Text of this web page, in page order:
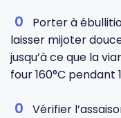
Porter à
laisser mijoter
jusqu’à ce que la
four 160°C pendant
Vérifier